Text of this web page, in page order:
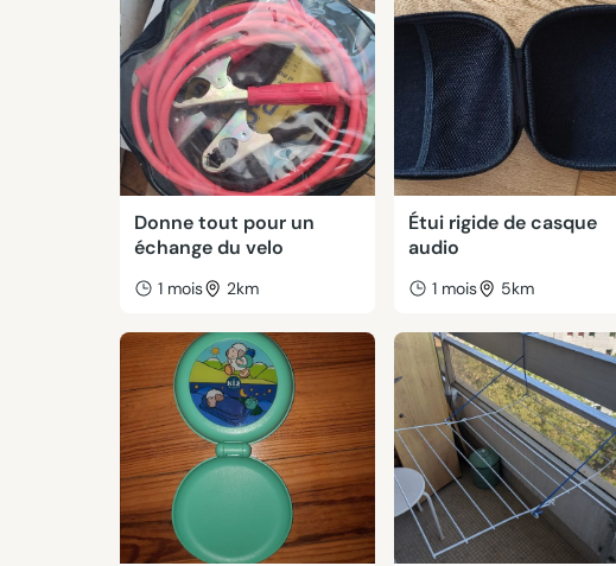
Donne tout pour un
échange du velo
1 mois 2km
Étui rigide de casque
audio
1 mois 5km